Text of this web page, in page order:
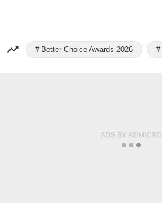
Better Choice Awards 2026